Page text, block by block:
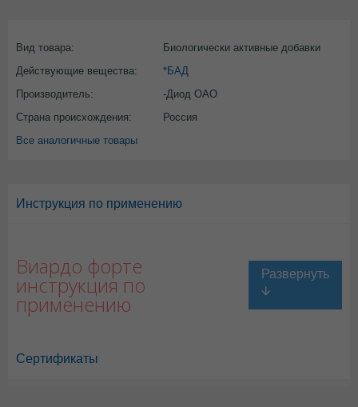
Вид товара:
Биологически активные добавки
Действующие вещества:
*БАД
Производитель:
-Диод ОАО
Страна происхождения:
Россия
Все аналогичные товары
Инструкция по применению
Виардо форте
инструкция по
применению
Сертификаты